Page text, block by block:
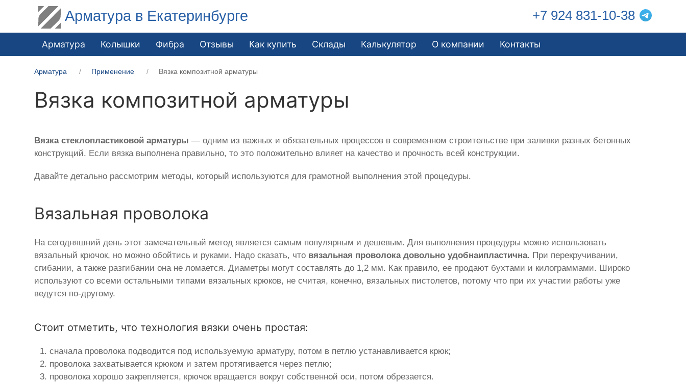
Арматура в Екатеринбурге +7 924 831-10-38
Арматура Колышки Фибра Отзывы Как купить Склады Калькулятор О компании Контакты
Арматура Применение Вязка композитной арматуры
Вязка композитной арматуры
Вязкастеклопластиковойарматуры — одним из важных и обязательных процессов в современном строительстве при заливки разных бетонных
конструкций. Если вязка выполнена правильно, то это положительно влияет на качество и прочность всей конструкции.
Давайте детально рассмотрим методы, который используются для грамотной выполнения этой процедуры.
Вязальная проволока
На сегодняшний день этот замечательный метод является самым популярным и дешевым. Для выполнения процедуры можно использовать
вязальный крючок, но можно обойтись и руками. Надо сказать, что вязальная проволока довольно удобнаипластична. При перекручивании,
сгибании, а также разгибании она не ломается. Диаметры могут составлять до 1,2 мм. Как правило, ее продают бухтами и килограммами. Широко
используют со всеми остальными типами вязальных крюков, не считая, конечно, вязальных пистолетов, потому что при их участии работы уже
ведутся по-другому.
Стоит отметить, что технология вязки очень простая:
сначала проволока подводится под используемую арматуру, потом в петлю устанавливается крюк;
проволока захватывается крюком и затем протягивается через петлю;
проволока хорошо закрепляется, крючок вращается вокруг собственной оси, потом обрезается.